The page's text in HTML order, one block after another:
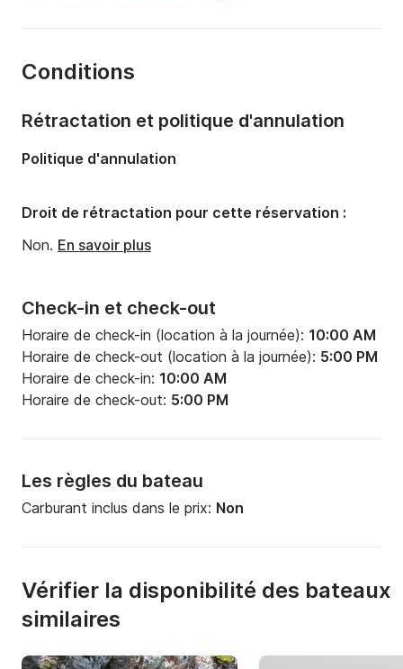
Capacité à bord:
Conditions
Check-in et check-out
Horaire de check-in (location à la journée): 10:00 AM
Horaire de check-out (location à la journée): 5:00 PM
Horaire de check-in: 10:00 AM
Horaire de check-out: 5:00 PM
Les règles du bateau
Carburant inclus dans le prix: Non
Rétractation et politique d'annulation
Politique d'annulation
Droit de rétractation pour cette réservation :
Non. En savoir plus
Vérifier la disponibilité des bateaux
similaires